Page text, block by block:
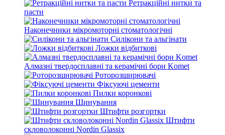
Ретракційні нитки та
пасти
Наконечники мікромоторні стоматологічні
Силікони та альгінати
Ложки відбиткові
Алмазні твердосплавні та керамічні бори Komet
Роторозширювачі
Фіксуючі цементи
Пилки коронкові
Шинування
Штифти розгортки
Штифти
скловолоконні Nordin Glassix